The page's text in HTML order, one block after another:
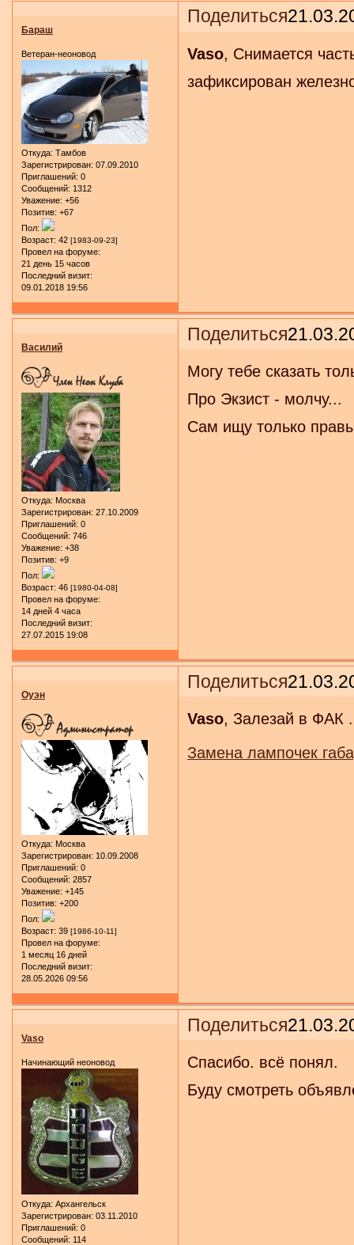
Поделиться
Бараш
Ветеран-неоновод
Откуда: Тамбов
Зарегистрирован: 07.09.2010
Приглашений: 0
Сообщений: 1312
Уважение: +56
Позитив: +67
Пол:
Возраст: 42 [1983-09-23]
Провел на форуме:
21 день 15 часов
Последний визит:
09.01.2018 19:56
Vaso, Снимается
зафиксирован
Поделиться
Василий
Откуда: Москва
Зарегистрирован: 27.10.2009
Приглашений: 0
Сообщений: 746
Уважение: +38
Позитив: +9
Пол:
Возраст: 46 [1980-04-08]
Провел на форуме:
14 дней 4 часа
Последний визит:
27.07.2015 19:08
Могу тебе сказать
Про Экзист - молчу...
Сам ищу только
Поделиться
Оуэн
Откуда: Москва
Зарегистрирован: 10.09.2008
Приглашений: 0
Сообщений: 2857
Уважение: +145
Позитив: +200
Пол:
Возраст: 39 [1986-10-11]
Провел на форуме:
1 месяц 16 дней
Последний визит:
28.05.2026 09:56
Vaso, Залезай в ФАК
Замена лампочек
Поделиться
Vaso
Начинающий неоновод
Откуда: Архангельск
Зарегистрирован: 03.11.2010
Приглашений: 0
Сообщений: 114
Спасибо. всё понял.
Буду смотреть